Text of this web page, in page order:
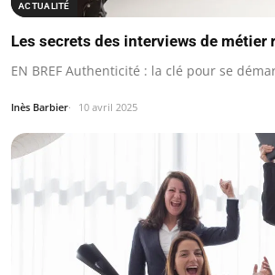
ACTUALITÉ
Les secrets des interviews de métier
EN BREF Authenticité : la clé pour se
Inès Barbier 10 avril 2025